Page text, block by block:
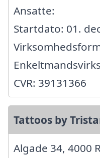
Ansatte:
Startdato: 01.
CVR: 39131366
Tattoos by
Algade 34, 4000